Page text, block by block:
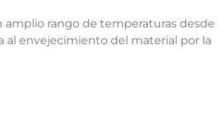
amplio rango de temperaturas desde
al envejecimiento del material por la